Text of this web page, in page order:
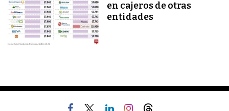
en cajeros de otras
entidades